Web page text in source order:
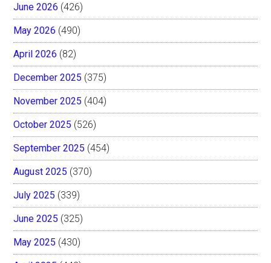
June 2026 (426)
May 2026 (490)
April 2026 (82)
December 2025 (375)
November 2025 (404)
October 2025 (526)
September 2025 (454)
August 2025 (370)
July 2025 (339)
June 2025 (325)
May 2025 (430)